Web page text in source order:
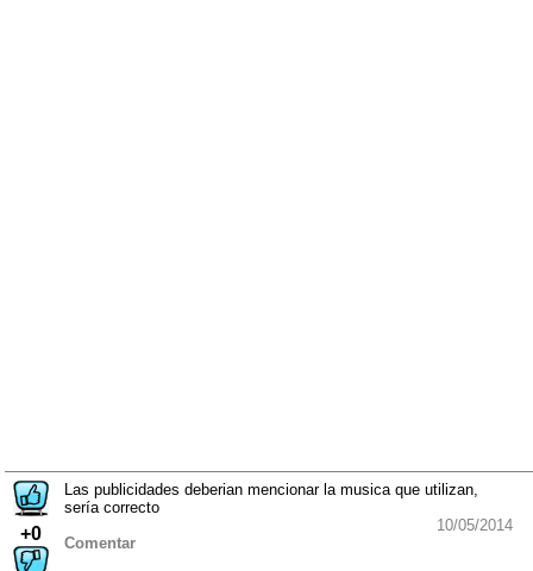
+0
Las publicidades deberian mencionar la musica que utilizan,
sería correcto
10/05/2014
Comentar